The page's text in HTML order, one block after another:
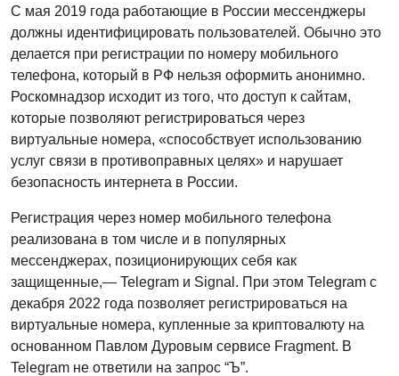
С мая 2019 года работающие в России мессенджеры
должны идентифицировать пользователей. Обычно это
делается при регистрации по номеру мобильного
телефона, который в РФ нельзя оформить анонимно.
Роскомнадзор исходит из того, что доступ к сайтам,
которые позволяют регистрироваться через
виртуальные номера, «способствует использованию
услуг связи в противоправных целях» и нарушает
безопасность интернета в России.
Регистрация через номер мобильного телефона
реализована в том числе и в популярных
мессенджерах, позиционирующих себя как
защищенные,— Telegram и Signal. При этом Telegram с
декабря 2022 года позволяет регистрироваться на
виртуальные номера, купленные за криптовалюту на
основанном Павлом Дуровым сервисе Fragment. В
Telegram не ответили на запрос “Ъ”.